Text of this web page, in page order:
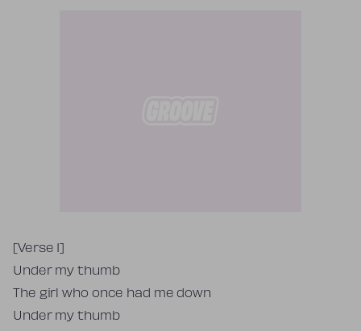
Tekst piosenki
[Verse 1]
Under my thumb
The girl who once had me down
Under my thumb